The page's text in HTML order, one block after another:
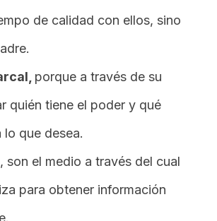
de calidad con ellos, sino
porque a través de su
quién tiene el poder y qué
que desea.
, son el medio a través del cual
para obtener información